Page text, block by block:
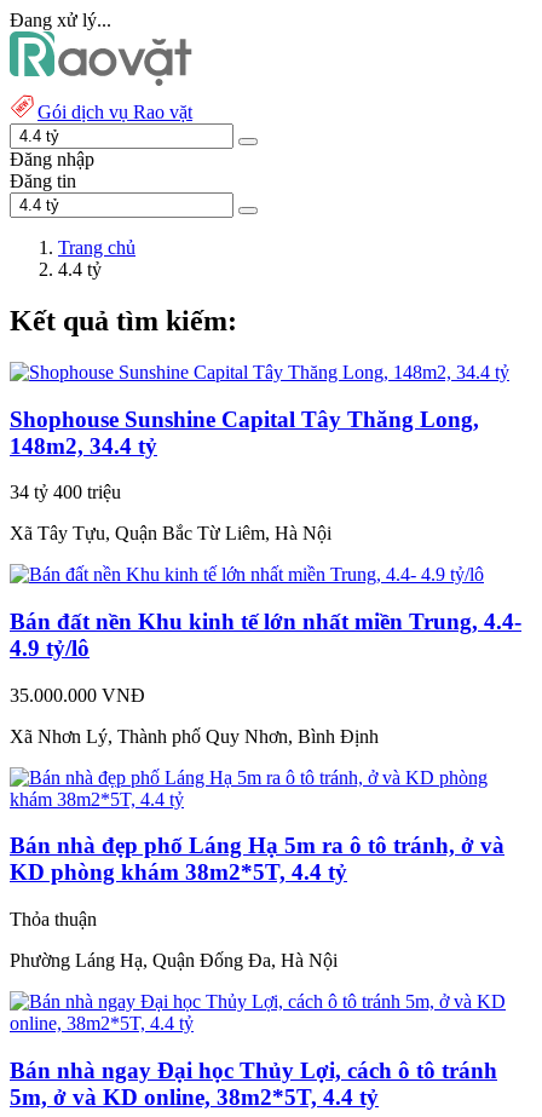
Đang xử lý...
Gói dịch vụ Rao vặt
Đăng nhập
Đăng tin
Trang chủ
4.4 tỷ
Kết quả tìm kiếm:
Shophouse Sunshine Capital Tây Thăng Long,
148m2, 34.4 tỷ
34 tỷ 400 triệu
Xã Tây Tựu, Quận Bắc Từ Liêm, Hà Nội
Bán đất nền Khu kinh tế lớn nhất miền Trung, 4.4-
4.9 tỷ/lô
35.000.000 VNĐ
Xã Nhơn Lý, Thành phố Quy Nhơn, Bình Định
Bán nhà đẹp phố Láng Hạ 5m ra ô tô tránh, ở và
KD phòng khám 38m2*5T, 4.4 tỷ
Thỏa thuận
Phường Láng Hạ, Quận Đống Đa, Hà Nội
Bán nhà ngay Đại học Thủy Lợi, cách ô tô tránh
5m, ở và KD online, 38m2*5T, 4.4 tỷ